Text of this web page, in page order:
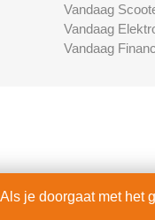
Vandaag
Vandaag
Vandaag
je doorgaat met